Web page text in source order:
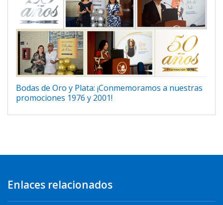
Bodas de Oro y Plata: ¡Conmemoramos a nuestras
promociones 1976 y 2001!
Enlaces relacionados